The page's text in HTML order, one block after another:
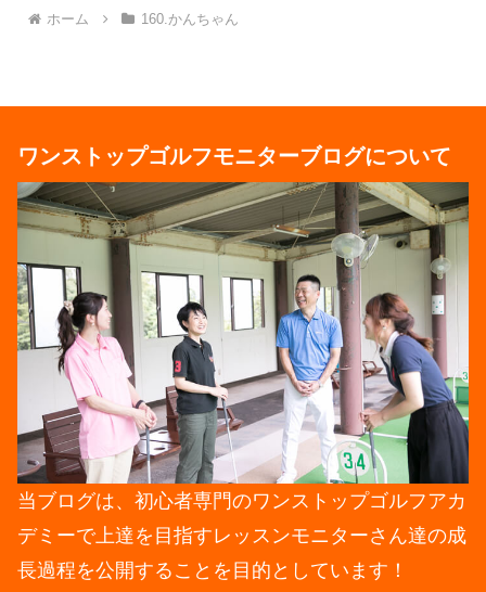
ホーム 160.かんちゃん
ワンストップゴルフモニターブログについて
当ブログは、初心者専門のワンストップゴルフアカ
デミーで上達を目指すレッスンモニターさん達の成
長過程を公開することを目的としています！